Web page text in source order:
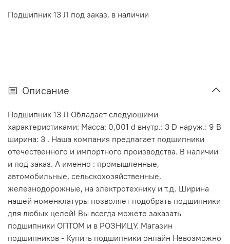
Подшипник 13 Л под заказ, в наличии
Описание
Подшипник 13 Л Обладает следующими
характеристиками: Масса: 0,001 d внутр.: 3 D наруж.: 9 В
ширина: 3 . Наша компания предлагает подшипники
отечественного и импортного производства. В наличии
и под заказ. А именно : промышленные,
автомобильные, сельскохозяйственные,
железнодорожные, на электротехнику и т.д. Ширина
нашей номенклатуры позволяет подобрать подшипники
для любых целей! Вы всегда можете заказать
подшипники ОПТОМ и в РОЗНИЦУ. Магазин
подшипников - Купить подшипники онлайн Невозможно